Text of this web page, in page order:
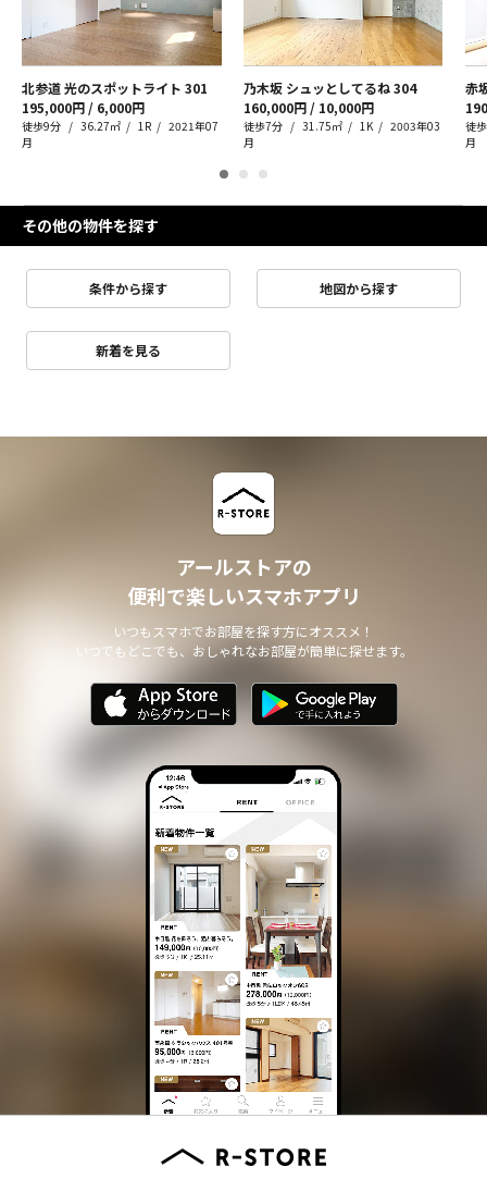
北参道 光のスポットライト 301
195,000円 / 6,000円
徒歩9分 36.27㎡ 1R
2021年07
月
乃木坂 シュッとしてるね304
160,000円 / 10,000円
徒歩7分 31.75㎡ 1K
2003年03
月
赤
徒
月
その他の物件を探す
条件から探す 地図から探す
新着を見る
アールストアの
便利で楽しいスマホアプリ
いつもスマホでお部屋を探す方にオススメ！
いつでもどこでも、おしゃれなお部屋が簡単に探せます。